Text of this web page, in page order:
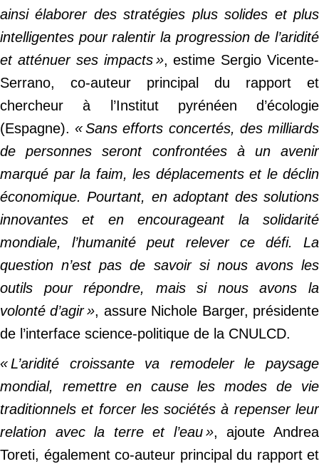
ainsi élaborer des stratégies plussolides et plus
intelligentes pour ralentir la progression de l’aridité
et atténuer ses impacts », estime Sergio Vicente-
Serrano, co-auteur principal du rapport et
chercheur à l’Institut pyrénéen d’écologie
(Espagne).« Sans efforts concertés, des milliards
de personnes seront confrontées à un avenir
marqué par la faim, les déplacements et le déclin
économique. Pourtant, en adoptant des solutions
innovantes et en encourageant la solidarité
mondiale, l’humanité peut relever ce défi. La
question n’est pas de savoir si nous avons les
outils pour répondre, mais si nous avons la
volonté d’agir », assure Nichole Barger, présidente
de l’interface science-politique de la CNULCD.
« L’aridité croissante va remodeler le paysage
mondial, remettre en cause les modes de vie
traditionnels et forcer les sociétés à repenser leur
relation avec la terre et l’eau », ajoute Andrea
Toreti, également co-auteur principal du rapport et